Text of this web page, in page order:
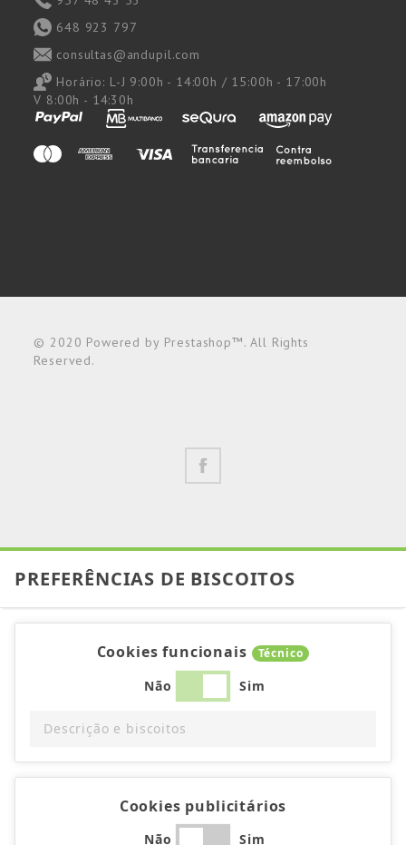
648 923 797
consultas@andupil.com
Horário: L-J 9:00h - 14:00h / 15:00h - 17:00h
V 8:00h - 14:30h
© 2020 Powered by Prestashop™. All Rights
Reserved.
PREFERÊNCIAS DE BISCOITOS
Cookies funcionais Técnico
Não Sim
Descrição e biscoitos
Cookies publicitários
Não Sim